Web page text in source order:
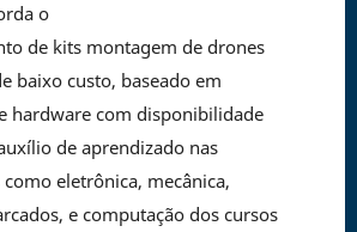
o
de kits montagem de drones
baixo custo, baseado em
hardware com disponibilidade
de aprendizado nas
eletrônica, mecânica,
e computação dos cursos